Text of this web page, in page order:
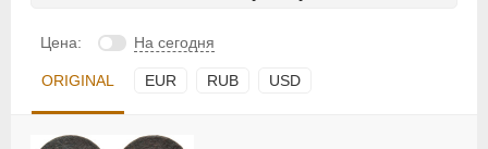
Цена: На сегодня
ORIGINAL EUR RUB USD